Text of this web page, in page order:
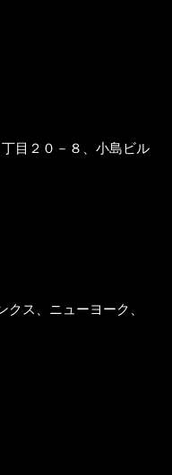
目２０－８、小島ビル
ス、ニューヨーク、